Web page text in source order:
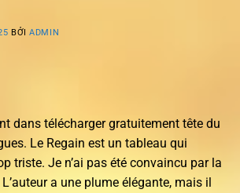
BỞIADMIN
dans télécharger gratuitement tête du
Le Regain est un tableau qui
triste. Je n’ai pas été convaincu par la
a une plume élégante, mais il